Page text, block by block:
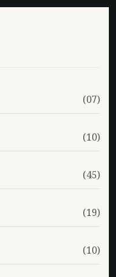
(07)
(10)
(45)
(19)
(10)